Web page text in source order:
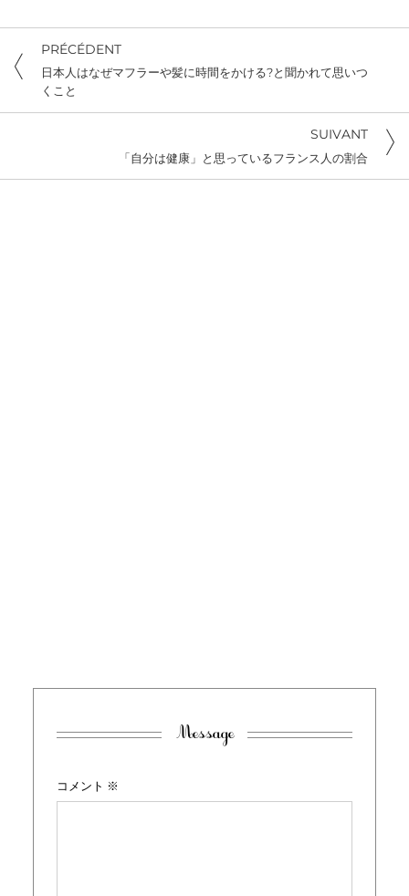
PRÉCÉDENT
日本人はなぜマフラーや髪に時間をかける?と聞かれて思いつ
くこと
SUIVANT
「自分は健康」と思っているフランス人の割合
Message
コメント ※